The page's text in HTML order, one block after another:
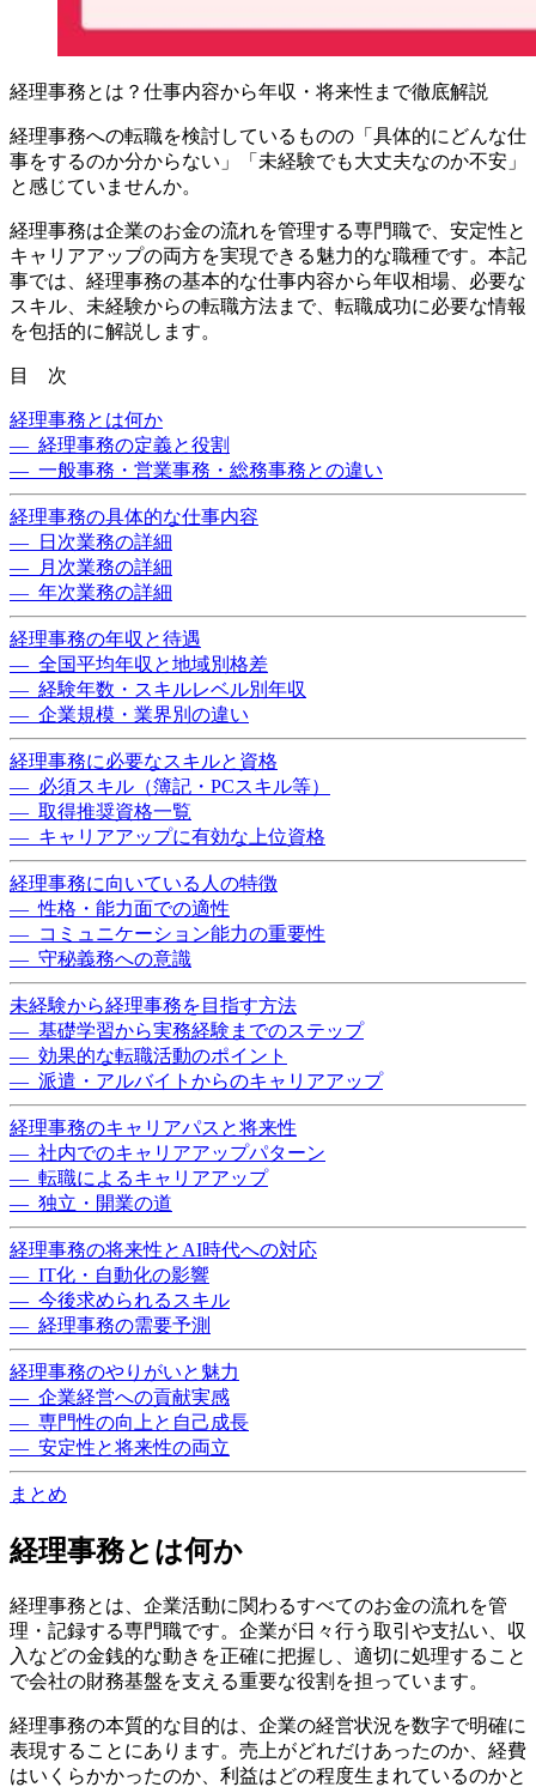
経理事務とは？仕事内容から年収・将来性まで徹底解説
経理事務への転職を検討しているものの「具体的にどんな仕
事をするのか分からない」「未経験でも大丈夫なのか不安」
と感じていませんか。
経理事務は企業のお金の流れを管理する専門職で、安定性と
キャリアアップの両方を実現できる魅力的な職種です。本記
事では、経理事務の基本的な仕事内容から年収相場、必要な
スキル、未経験からの転職方法まで、転職成功に必要な情報
を包括的に解説します。
目 次
経理事務とは何か
— 経理事務の定義と役割
— 一般事務・営業事務・総務事務との違い
経理事務の具体的な仕事内容
— 日次業務の詳細
— 月次業務の詳細
— 年次業務の詳細
経理事務の年収と待遇
— 全国平均年収と地域別格差
— 経験年数・スキルレベル別年収
— 企業規模・業界別の違い
経理事務に必要なスキルと資格
— 必須スキル（簿記・PCスキル等）
— 取得推奨資格一覧
— キャリアアップに有効な上位資格
経理事務に向いている人の特徴
— 性格・能力面での適性
— コミュニケーション能力の重要性
— 守秘義務への意識
未経験から経理事務を目指す方法
— 基礎学習から実務経験までのステップ
— 効果的な転職活動のポイント
— 派遣・アルバイトからのキャリアアップ
経理事務のキャリアパスと将来性
— 社内でのキャリアアップパターン
— 転職によるキャリアアップ
— 独立・開業の道
経理事務の将来性とAI時代への対応
— IT化・自動化の影響
— 今後求められるスキル
— 経理事務の需要予測
経理事務のやりがいと魅力
— 企業経営への貢献実感
— 専門性の向上と自己成長
— 安定性と将来性の両立
まとめ
経理事務とは何か
経理事務とは、企業活動に関わるすべてのお金の流れを管
理・記録する専門職です。企業が日々行う取引や支払い、収
入などの金銭的な動きを正確に把握し、適切に処理すること
で会社の財務基盤を支える重要な役割を担っています。
経理事務の本質的な目的は、企業の経営状況を数字で明確に
表現することにあります。売上がどれだけあったのか、経費
はいくらかかったのか、利益はどの程度生まれているのかと